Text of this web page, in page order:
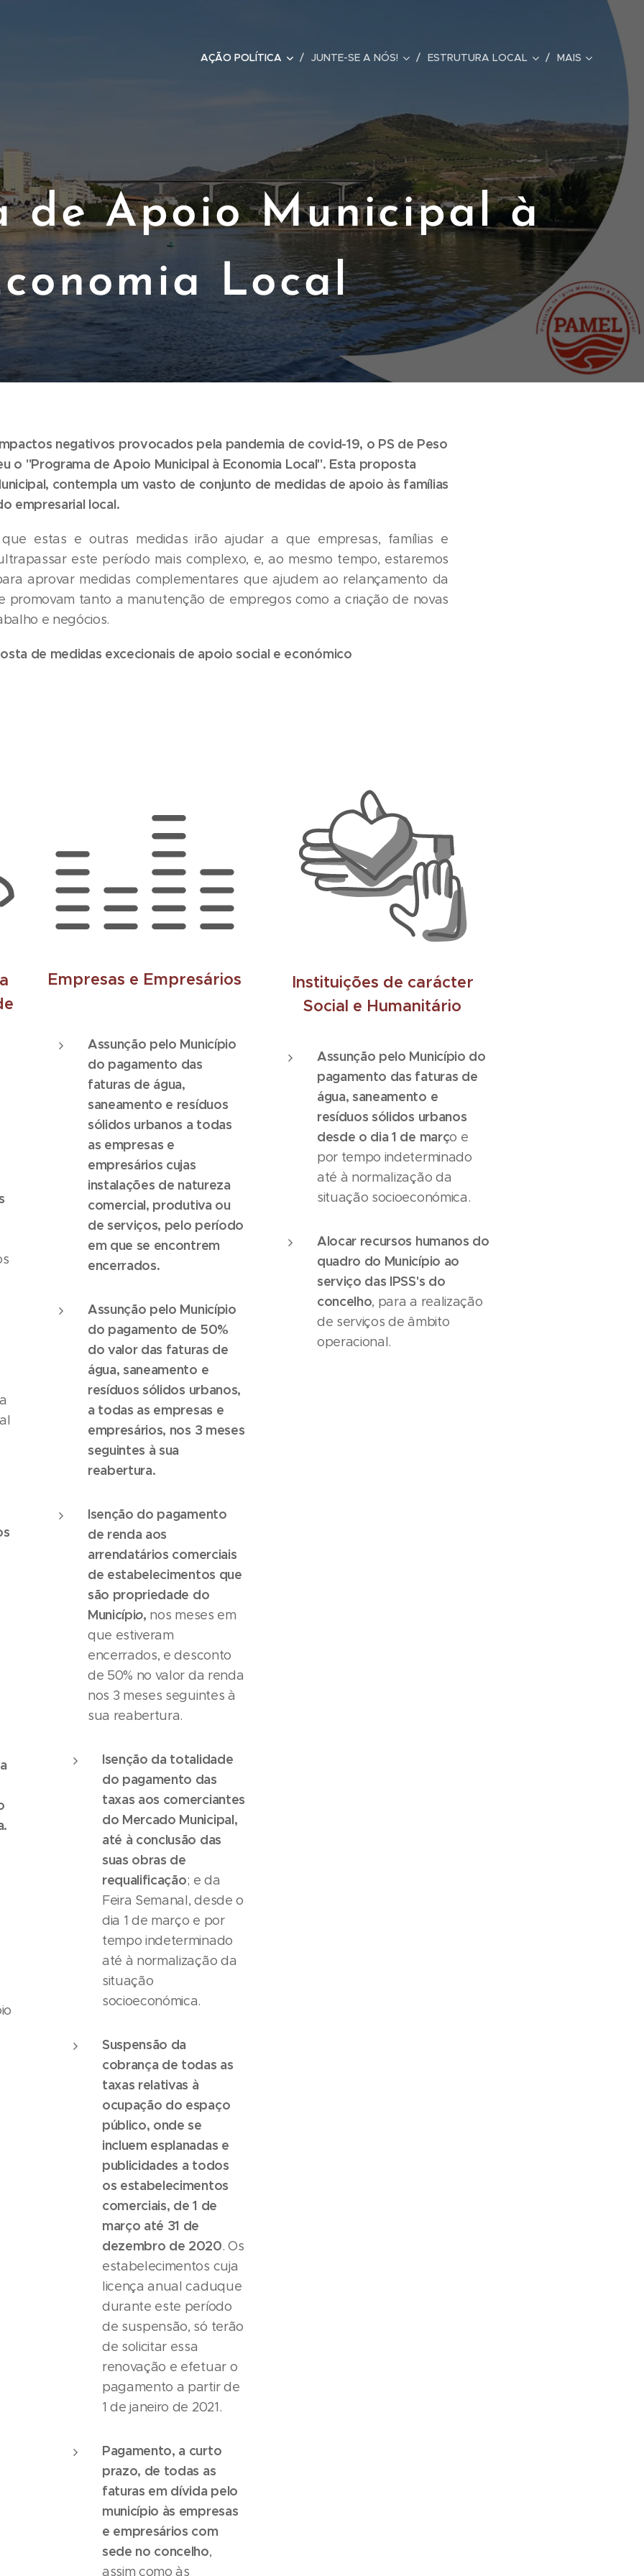
AÇÃO POLÍTICA JUNTE-SE A NÓS! ESTRUTURA LOCAL MAIS
de Apoio Municipal à
Local
negativos provocados pela pandemia de covid-19, o PS de Peso
o "Programa de Apoio Municipal à Economia Local". Esta proposta
contempla um vasto de conjunto de medidas de apoio às famílias
empresarial local.
estas e outras medidas irão ajudar a que empresas, famílias e
este período mais complexo, e, ao mesmo tempo, estaremos
aprovar medidas complementares que ajudem ao relançamento da
promovam tanto a manutenção de empregos como a criação de novas
e negócios.
de medidas excecionais de apoio social e económico
Empresas e Empresários
Assunção pelo Município
do pagamento das
faturas de água,
saneamento e resíduos
sólidos urbanos a todas
as empresas e
empresários cujas
instalações de natureza
comercial, produtiva ou
de serviços, pelo período
em que se encontrem
encerrados.
Assunção pelo Município
do pagamento de 50%
do valor das faturas de
água, saneamento e
resíduos sólidos urbanos,
a todas as empresas e
empresários, nos 3 meses
seguintes à sua
reabertura.
Isenção do pagamento
de renda aos
arrendatários comerciais
de estabelecimentos que
são propriedade do
Município, nos meses em
que estiveram
encerrados, e desconto
de 50% no valor da renda
nos 3 meses seguintes à
sua reabertura.
Isenção da totalidade
do pagamento das
taxas aos comerciantes
do Mercado Municipal,
até à conclusão das
suas obras de
requalificação; e da
Feira Semanal, desde o
dia 1 de março e por
tempo indeterminado
até à normalização da
situação
socioeconómica.
Suspensão da
cobrança de todas as
taxas relativas à
ocupação do espaço
público, onde se
incluem esplanadas e
publicidades a todos
os estabelecimentos
comerciais, de 1 de
março até 31 de
dezembro de 2020. Os
estabelecimentos cuja
licença anual caduque
durante este período
de suspensão, só terão
de solicitar essa
renovação e efetuar o
pagamento a partir de
1 de janeiro de 2021.
Pagamento, a curto
prazo, de todas as
faturas em dívida pelo
município às empresas
e empresários com
sede no concelho,
assim como às
Instituições de carácter
Social e Humanitário
Assunção pelo Município do
pagamento das faturas de
água, saneamento e
resíduos sólidos urbanos
desde o dia 1 de março e
por tempo indeterminado
até à normalização da
situação socioeconómica.
Alocar recursos humanos do
quadro do Município ao
serviço das IPSS's do
concelho, para a realização
de serviços de âmbito
operacional.